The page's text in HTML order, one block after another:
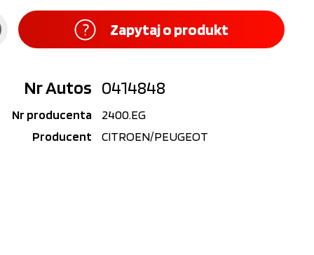
Zapytaj o produkt
Nr Autos 0414848
Nr producenta
2400.EG
Producent
CITROEN/PEUGEOT